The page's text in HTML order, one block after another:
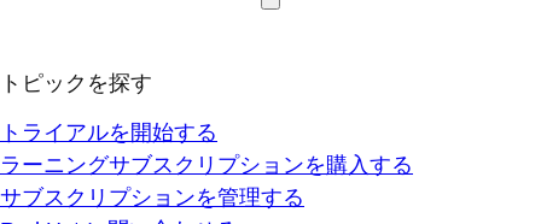
トピックを探す
トライアルを開始する
ラーニングサブスクリプションを購入する
サブスクリプションを管理する